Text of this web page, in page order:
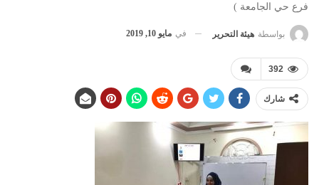
فرع حي الجامعة )
بواسطة هيئة التحرير في مايو 10, 2019
392
شارك